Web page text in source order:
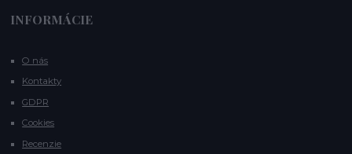
INFORMÁCIE
O nás
Kontakty
GDPR
Cookies
Recenzie